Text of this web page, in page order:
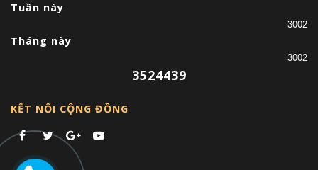
Tuần này
3002
Tháng này
3002
3524439
KẾT NỐI CỘNG ĐỒNG